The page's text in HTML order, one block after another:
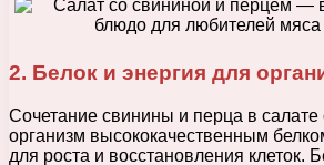
2. Белок и энергия для
Сочетание свинины и перца в салате
организм высококачественным
для роста и восстановления клеток.